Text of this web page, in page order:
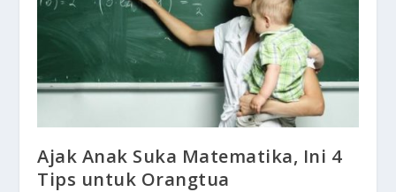
Ajak Anak Suka Matematika, Ini 4
Tips untuk Orangtua